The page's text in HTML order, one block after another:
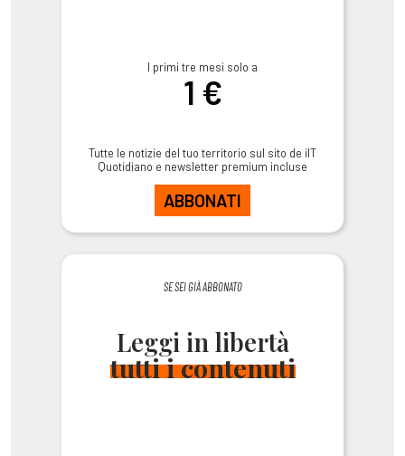
I primi tre mesi solo a
1 €
Tutte le notizie del tuo territorio sul sito de ilT
Quotidiano e newsletter premium incluse
ABBONATI
SE SEI GIÀ ABBONATO
Leggi in libertà
tutti i contenuti